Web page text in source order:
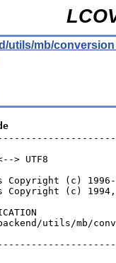
utils/mb/
> UTF8
Copyright (c)
Copyright (c)
utils/mb/